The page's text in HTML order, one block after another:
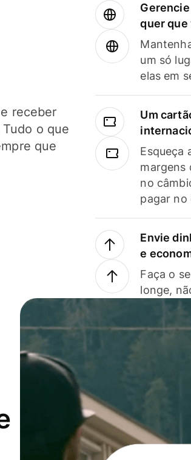
receber
o que
que
quer que
um só
elas em
Um
Esqueça
margens
no
pagar no
Envie
e
Faça o
longe,